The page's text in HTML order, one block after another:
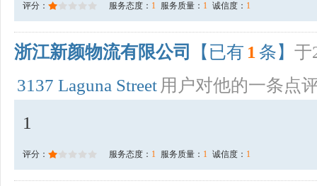
评分： 服务态度： 1 服务质量： 1 诚信度： 1
浙江新颜物流有限公司 【已有 1 条】 于
3137 Laguna Street 用户对他的一条点
1
评分： 服务态度： 1 服务质量： 1 诚信度： 1